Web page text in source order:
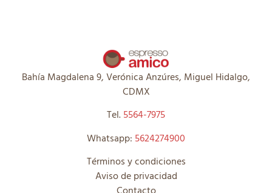
Bahía Magdalena 9, Verónica Anzúres, Miguel Hidalgo,
CDMX
Tel.5564-7975
Whatsapp: 5624274900
Términos y condiciones
Aviso de privacidad